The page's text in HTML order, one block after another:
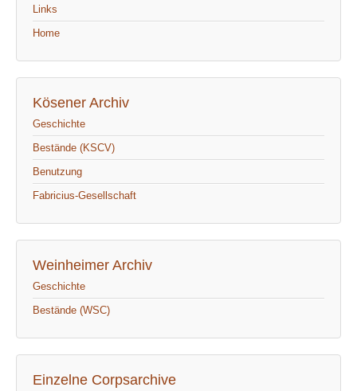
Links
Home
Kösener Archiv
Geschichte
Bestände (KSCV)
Benutzung
Fabricius-Gesellschaft
Weinheimer Archiv
Geschichte
Bestände (WSC)
Einzelne Corpsarchive